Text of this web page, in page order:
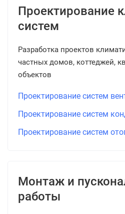
Проектирование
систем
Разработка проектов
частных домов, коттеджей,
объектов
Проектирование систем
Проектирование систем
Проектирование систем
Монтаж и
работы